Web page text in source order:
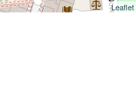
Leaflet